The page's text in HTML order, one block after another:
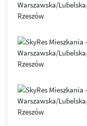
SkyRes– symbol
renomowanych,
sufity
sterowane
szybkobieżnych
Nowoczesna
Biurowiec został
zrównoważonego